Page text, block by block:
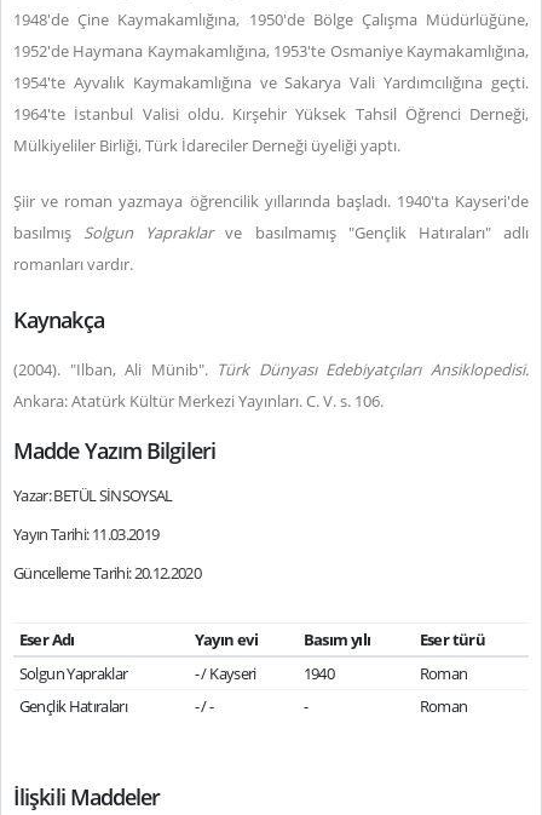
1948'de Çine Kaymakamlığına, 1950'de Bölge Çalışma Müdürlüğüne,
1952'de Haymana Kaymakamlığına, 1953'te Osmaniye Kaymakamlığına,
1954'te Ayvalık Kaymakamlığına ve Sakarya Vali Yardımcılığına geçti.
1964'te İstanbul Valisi oldu. Kırşehir Yüksek Tahsil Öğrenci Derneği,
Mülkiyeliler Birliği, Türk İdareciler Derneği üyeliği yaptı.
Şiir ve roman yazmaya öğrencilik yıllarında başladı. 1940'ta Kayseri'de
basılmış Solgun Yapraklarve basılmamış "Gençlik Hatıraları" adlı
romanları vardır.
Kaynakça
(2004). "Ilban, Ali Münib". Türk Dünyası Edebiyatçıları Ansiklopedisi.
Ankara: Atatürk Kültür Merkezi Yayınları. C. V. s. 106.
Madde Yazım Bilgileri
Yazar: BETÜL SİNSOYSAL
Yayın Tarihi: 11.03.2019
Güncelleme Tarihi: 20.12.2020
Eser Adı Yayın evi Basım yılı
Eser türü
Solgun Yapraklar
- / Kayseri 1940
Roman
Gençlik Hatıraları
- / - - Roman
İlişkili Maddeler